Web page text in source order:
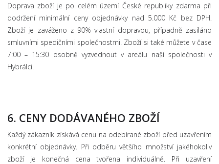
Doprava zboží je po celém území České republiky zdarma při
dodržení minimální ceny objednávky nad 5.000 Kč bez DPH.
Zboží je zaváženo z 90% vlastní dopravou, případně zasíláno
smluvními spedičními společnostmi. Zboží si také můžete v čase
7:00 – 15:30 osobně vyzvednout v areálu naší společnosti v
Hybrálci.
6. CENY DODÁVANÉHO ZBOŽÍ
Každý zákazník získává cenu na odebírané zboží před uzavřením
konkrétní objednávky. Při odběru většího množství jakéhokoliv
zboží je konečná cena tvořena individuálně. Při uzavření